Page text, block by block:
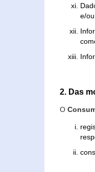
e/
2. Das
O